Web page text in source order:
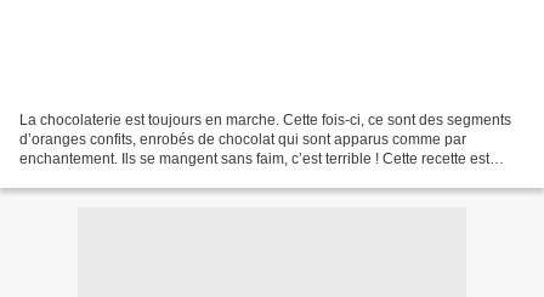
La chocolaterie est toujours en marche. Cette fois-ci, ce sont des segments
d’oranges confits, enrobés de chocolat qui sont apparus comme par
enchantement. Ils se mangent sans faim, c’est terrible ! Cette recette est